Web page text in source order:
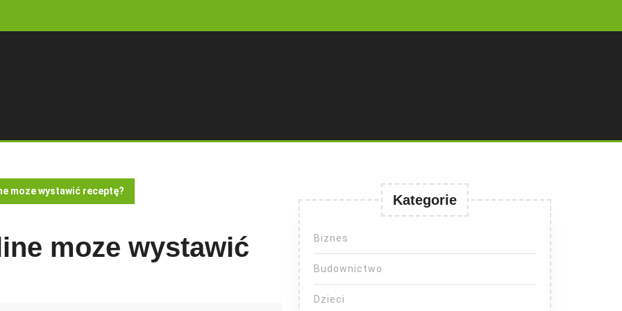
moze wystawić receptę?
moze wystawić
Kategorie
Biznes
Budownictwo
Dzieci